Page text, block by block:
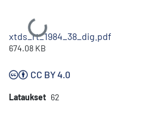
Ladataan...
xtds_rt_1984_38_dig.pdf
674.08 KB
CC BY 4.0
Lataukset 62